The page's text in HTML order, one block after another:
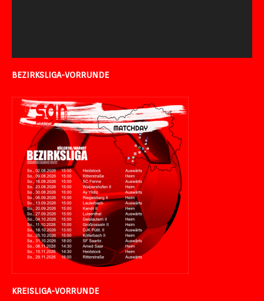
BEZIRKSLIGA-VORRUNDE
KREISLIGA-VORRUNDE